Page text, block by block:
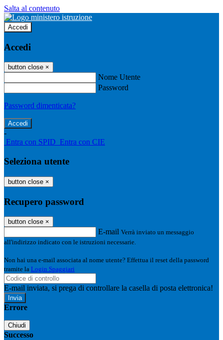
Salta al contenuto
Accedi
Accedi
button close ×
Nome Utente
Password
Password dimenticata?
-
Entra con SPID Entra con CIE
Seleziona utente
button close ×
Recupero password
button close ×
E-mail Verrà inviato un messaggio
all'indirizzo indicato con le istruzioni necessarie.
Non hai una e-mail associata al nome utente? Effettua il reset della password
tramite la Login Spaggiari
E-mail inviata, si prega di controllare la casella di posta elettronica!
Errore
Chiudi
Successo